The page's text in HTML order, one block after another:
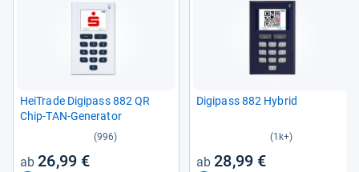
HeiTrade Digi­pass 882 QR
Chip-​TAN-​Gene­ra­tor
(996)
26,99 €
Digi­pass 882 Hybrid
(1k+)
28,99 €